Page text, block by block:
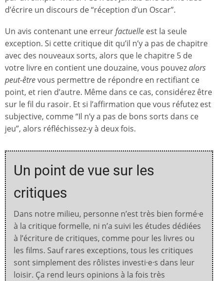
d’écrire un discours de “réception d’un Oscar”.
Un avis contenant une erreurfactuelle est la seule
exception. Si cette critique dit qu’il n’y a pas de chapitre
avec des nouveaux sorts, alors que le chapitre 5 de
votre livre en contient une douzaine, vous pouvezalors
peut-êtrevous permettre de répondre en rectifiant ce
point, et rien d’autre. Même dans ce cas, considérez être
sur le fil du rasoir. Et si l’affirmation que vous réfutez est
subjective, comme “Il n’y a pas de bons sorts dans ce
jeu”, alors réfléchissez-y à deux fois.
Un point de vue sur les
critiques
Dans notre milieu, personne n’est très bien formé·e
à la critique formelle, ni n’a suivi les études dédiées
à l’écriture de critiques, comme pour les livres ou
les films. Sauf rares exceptions, tous les critiques
sont simplement des rôlistes investi·e·s dans leur
loisir. Ça rend leurs opinions à la fois très